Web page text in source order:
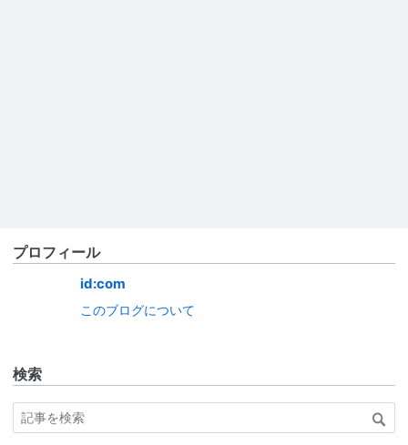
プロフィール
id:com
このブログについて
検索